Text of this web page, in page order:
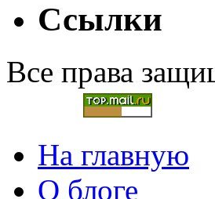
Ссылки
Все права
На главную
О блоге